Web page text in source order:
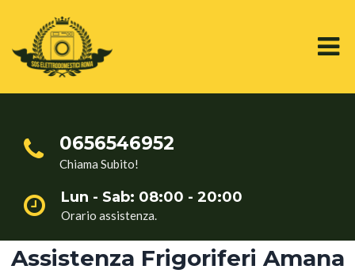
0656546952
Chiama Subito!
Lun - Sab: 08:00 - 20:00
Orario assistenza.
Assistenza Frigoriferi Amana